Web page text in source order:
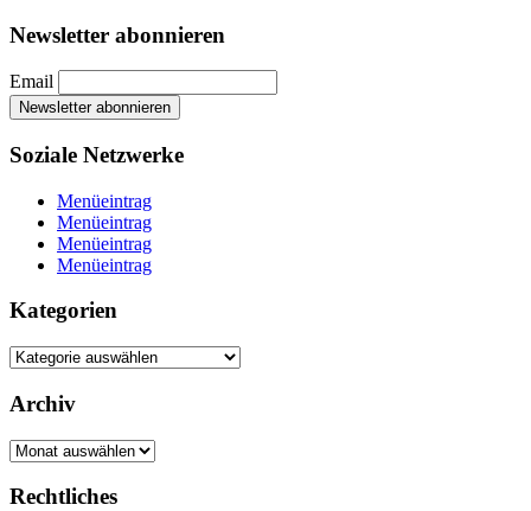
Newsletter abonnieren
Email
Soziale Netzwerke
Menüeintrag
Menüeintrag
Menüeintrag
Menüeintrag
Kategorien
Kategorien
Archiv
Archiv
Rechtliches